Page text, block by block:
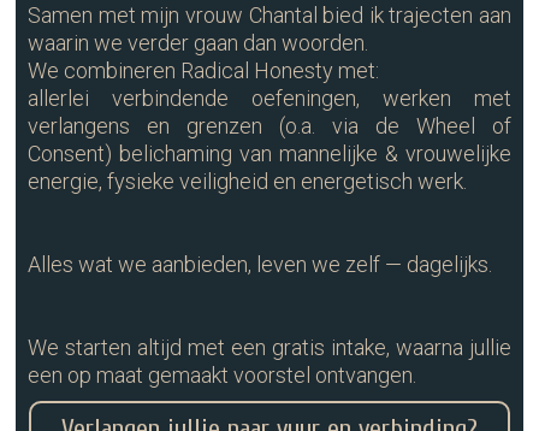
Samen met mijn vrouw Chantal bied ik trajecten aan
waarin we verder gaan dan woorden.
We combineren Radical Honesty met:
allerlei verbindende oefeningen, werken met
verlangens en grenzen (o.a. via de Wheel of
Consent) belichaming van mannelijke & vrouwelijke
energie, fysieke veiligheid en energetisch werk.
Alles wat we aanbieden, leven we zelf — dagelijks.
We starten altijd met een gratis intake, waarna jullie
een op maat gemaakt voorstel ontvangen.